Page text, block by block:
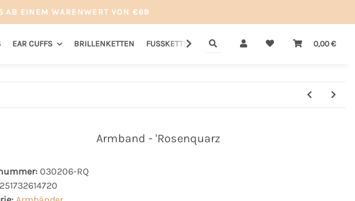
AB EINEM WARENWERT VON €69
0,00 €
EAR CUFFS BRILLENKETTEN FUSSKETTEN GUTSCHEINE
Armband - 'Rosenquarz
030206-RQ